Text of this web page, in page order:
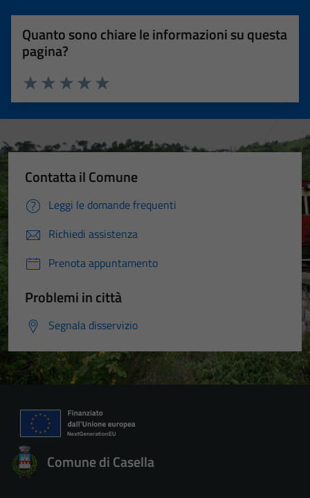
Quanto sono chiare le informazioni su questa
pagina?
Valuta 5 stelle su 5
Valuta 4 stelle su 5
Valuta 3 stelle su 5
Valuta 2 stelle su 5
Valuta 1 stelle su 5
Contatta il Comune
Leggi le domande frequenti
Richiedi assistenza
Prenota appuntamento
Problemi in città
Segnala disservizio
Comune di Casella